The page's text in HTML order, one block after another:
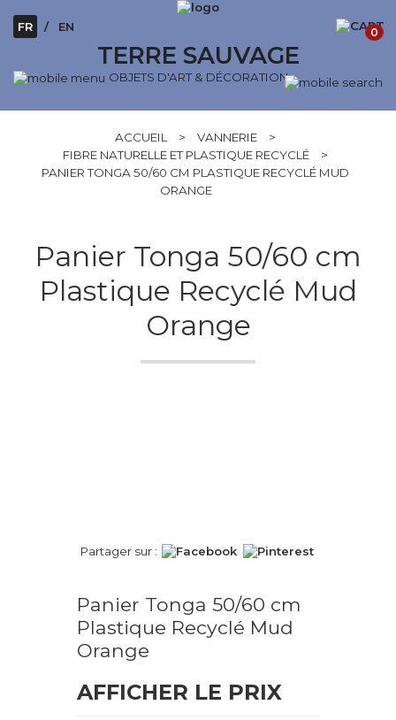
TERRE SAUVAGE
OBJETS D'ART & DÉCORATION
FR EN 0
ACCUEIL > VANNERIE
>
FIBRE NATURELLE ET PLASTIQUE RECYCLÉ
>
PANIER TONGA 50/60 CM PLASTIQUE RECYCLÉ MUD
ORANGE
Panier Tonga 50/60 cm
Plastique Recyclé Mud
Orange
Partager sur :
Panier Tonga 50/60 cm
Plastique Recyclé Mud
Orange
AFFICHER LE PRIX